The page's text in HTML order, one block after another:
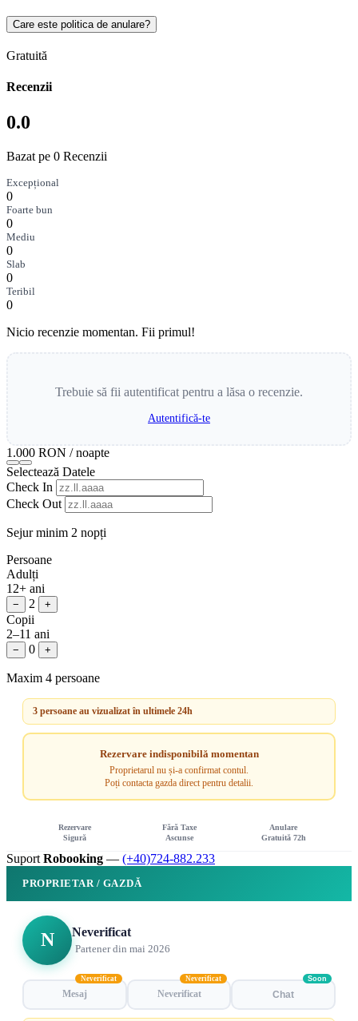
Care este politica de anulare?
Gratuită
Recenzii
0.0
Bazat pe 0 Recenzii
Excepțional
0
Foarte bun
0
Mediu
0
Slab
0
Teribil
0
Nicio recenzie momentan. Fii primul!
Trebuie să fii autentificat pentru a lăsa o recenzie.
Autentifică-te
1.000 RON / noapte
Selectează Datele
Check In
Check Out
Sejur minim 2 nopți
Persoane
Adulți
12+ ani
− 2 +
Copii
2–11 ani
− 0 +
Maxim 4 persoane
3 persoane au vizualizat în ultimele 24h
Rezervare indisponibilă momentan
Proprietarul nu și-a confirmat contul.
Poți contacta gazda direct pentru detalii.
Rezervare
Sigură
Fără Taxe
Ascunse
Anulare
Gratuită 72h
Suport Robooking — (+40)724-882.233
PROPRIETAR / GAZDĂ
N Neverificat
Partener din mai 2026
Mesaj
Neverificat
Neverificat
Neverificat
Chat
Soon